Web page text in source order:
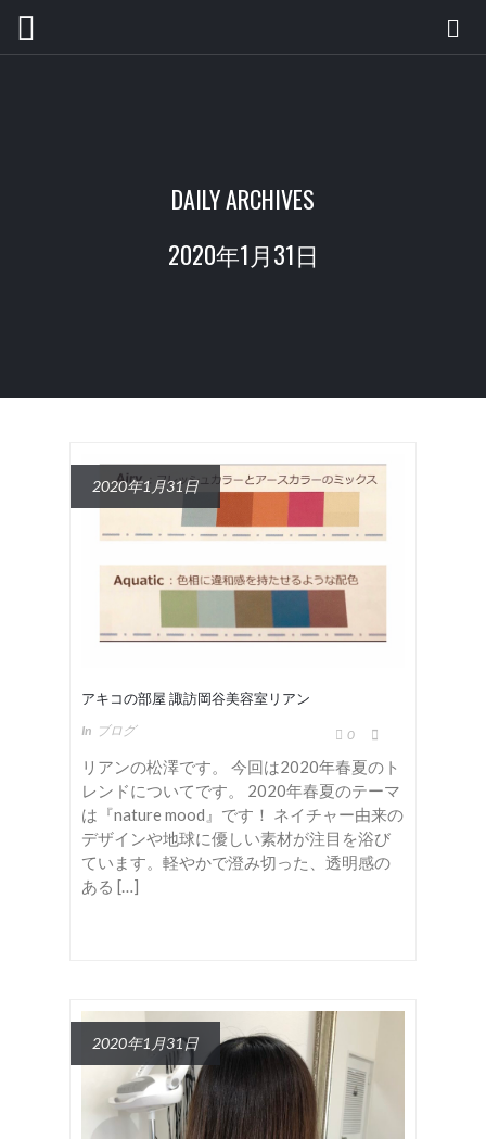
DAILY ARCHIVES
2020年1月31日
2020年1月31日
アキコの部屋 諏訪岡谷美容室リアン
In ブログ 0
リアンの松澤です。 今回は2020年春夏のト
レンドについてです。 2020年春夏のテーマ
は『nature mood』です！ ネイチャー由来の
デザインや地球に優しい素材が注目を浴び
ています。軽やかで澄み切った、透明感の
ある […]
2020年1月31日